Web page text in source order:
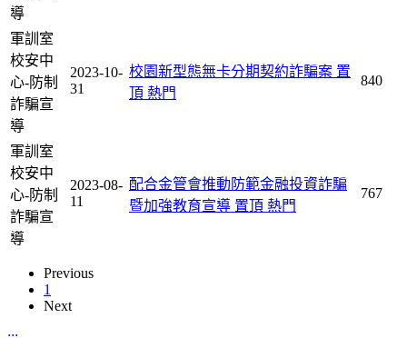
導
軍訓室
校安中
心-防制
詐騙宣
導
2023-10-
31
校園新型態無卡分期契約詐騙案 置
頂 熱門
840
軍訓室
校安中
心-防制
詐騙宣
導
2023-08-
11
配合金管會推動防範金融投資詐騙
暨加強教育宣導 置頂 熱門
767
Previous
1
Next